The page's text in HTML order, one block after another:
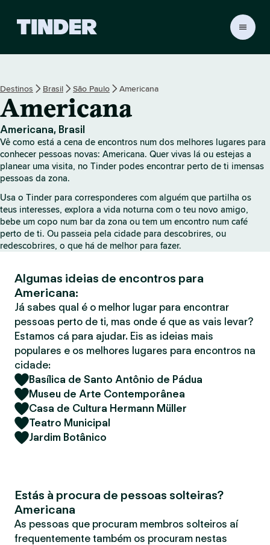
a
n
c
a
o
T
i
n
r
Destinos Brasil São Paulo Americana
Americana
Americana, Brasil
Vê como está a cena de encontros num dos melhores lugares para
conhecer pessoas novas: Americana. Quer vivas lá ou estejas a
planear uma visita, no Tinder podes encontrar perto de ti imensas
pessoas da zona.
Usa o Tinder para corresponderes com alguém que partilha os
teus interesses, explora a vida noturna com o teu novo amigo,
bebe um copo num bar da zona ou tem um encontro num café
perto de ti. Ou passeia pela cidade para descobrires, ou
redescobrires, o que há de melhor para fazer.
Algumas ideias de encontros para
Americana:
Já sabes qual é o melhor lugar para encontrar
pessoas perto de ti, mas onde é que as vais levar?
Estamos cá para ajudar. Eis as ideias mais
populares e os melhores lugares para encontros na
cidade:
Basílica de Santo Antônio de Pádua
Museu de Arte Contemporânea
Casa de Cultura Hermann Müller
Teatro Municipal
Jardim Botânico
Estás à procura de pessoas solteiras?
Americana
As pessoas que procuram membros solteiros aí
frequentemente também os procuram nestas